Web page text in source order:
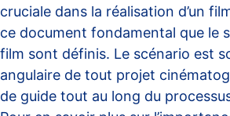
cruciale dans la réalisation d’un
ce document fondamental que le
film sont définis. Le scénario est
angulaire de tout projet
de guide tout au long du